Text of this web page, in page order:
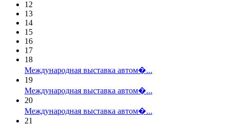
12
13
14
15
16
17
18
Международная выставка автом�...
19
Международная выставка автом�...
20
Международная выставка автом�...
21